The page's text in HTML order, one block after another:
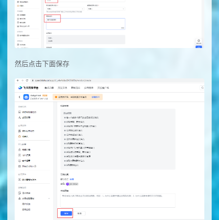
然后点击下面保存